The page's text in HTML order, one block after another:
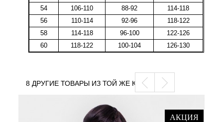
54
106-110 88-92
114-118
56
110-114 92-96
118-122
58
114-118 96-100
122-126
60
118-122 100-104 126-130
8 ДРУГИЕ ТОВАРЫ ИЗ ТОЙ ЖЕ КАТЕГОРИИ
АКЦИЯ